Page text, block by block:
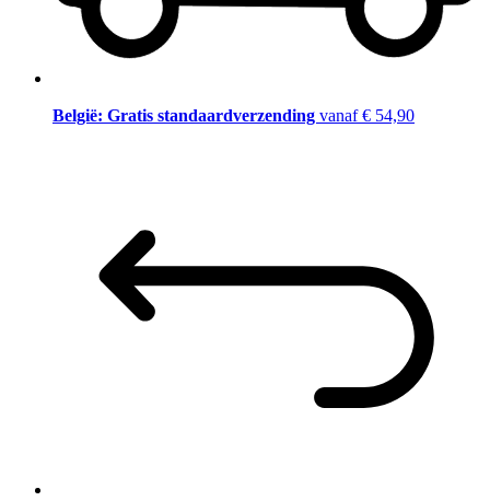
België: Gratis standaardverzending vanaf € 54,90